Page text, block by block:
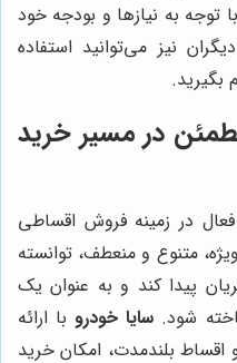
توجه به نیازها و بودجه خود
نیز می‌توانید استفاده
بگیرید.
در مسیر خرید
در زمینه فروش اقساطی
متنوع و منعطف، توانسته
پیدا کند و به عنوان یک
شود. سایا خودروبا ارائه
بلندمدت، امکان خرید